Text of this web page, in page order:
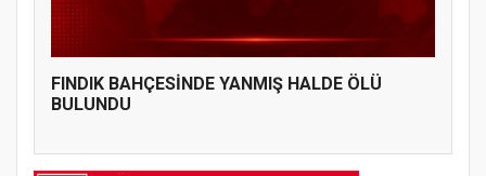
FINDIK BAHÇESİNDE YANMIŞ HALDE ÖLÜ
BULUNDU